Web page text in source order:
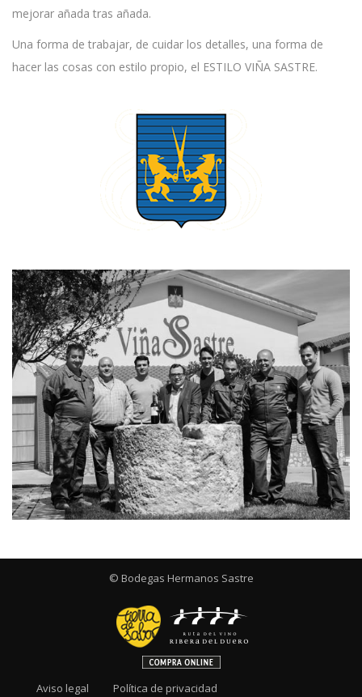
mejorar añada tras añada.
Una forma de trabajar, de cuidar los detalles, una forma de
hacer las cosas con estilo propio, el ESTILO VIÑA SASTRE.
© Bodegas Hermanos Sastre
Aviso legal Política de privacidad